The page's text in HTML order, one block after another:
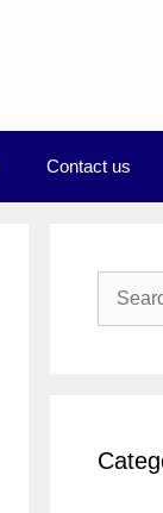
Contact us
Search